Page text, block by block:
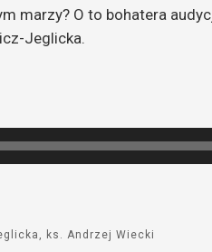
marzy? O to bohatera
Jeglicka.
ks. Andrzej Wiecki